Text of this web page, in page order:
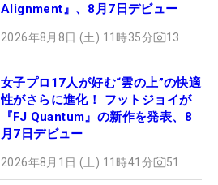
Alignment』、8月7日デビュー
2026年8月8日 (土) 11時35分 13
女子プロ17人が好む“雲の上”の快適
性がさらに進化！ フットジョイが
『FJ Quantum』の新作を発表、8
月7日デビュー
2026年8月1日 (土) 11時41分 51